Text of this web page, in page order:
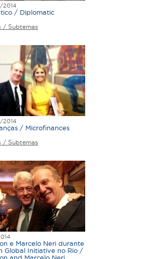
2014
/ Diplomatic
/ Subtemas
2014
/ Microfinances
/ Subtemas
e Marcelo Neri durante
Global Initiative no Rio /
and Marcelo Neri